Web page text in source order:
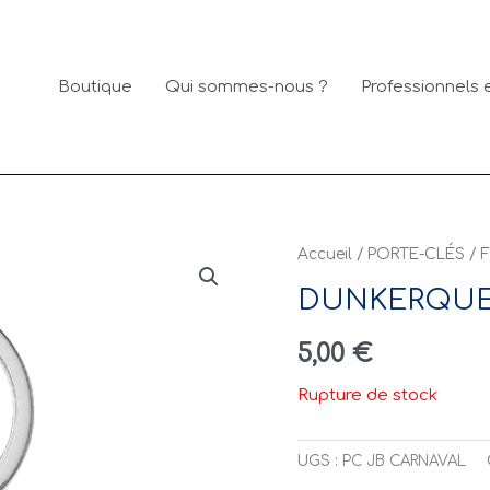
Boutique Qui sommes-nous ? Professionnels
Accueil / PORTE-CLÉS /
5,00 €
Rupture de stock
UGS : PC JB CARNAVAL